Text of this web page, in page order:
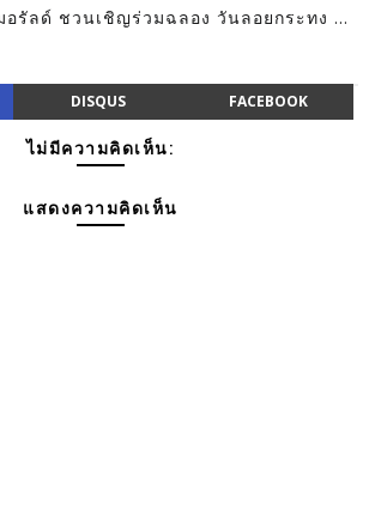
อรัลด์ ชวนเชิญร่วมฉลอง วันลอยกระทง ...
DISQUS FACEBOOK
ไม่มีความคิดเห็น:
แสดงความคิดเห็น